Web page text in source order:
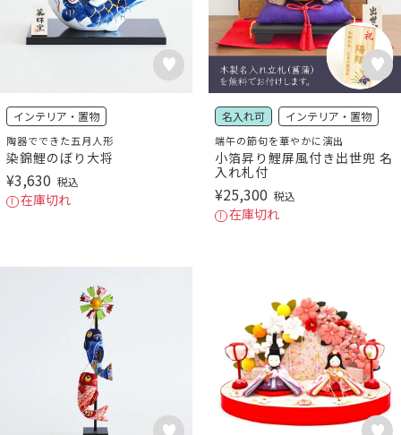
インテリア・置物
陶器でできた五月人形
染錦鯉のぼり大将
¥3,630 税込
在庫切れ
名入れ可 インテリア・置物
端午の節句を華やかに演出
小箔昇り鯉屏風付き出世兜 名
入れ札付
¥25,300 税込
在庫切れ